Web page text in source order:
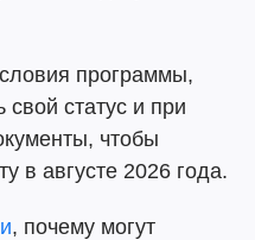
программы,
свой статус и при
чтобы
в августе 2026 года.
, почему могут